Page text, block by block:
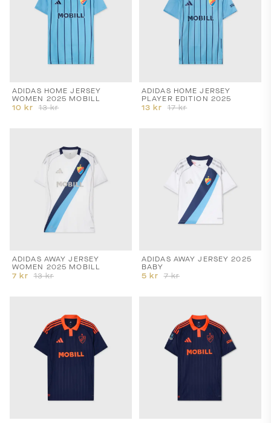
ADIDAS HOME JERSEY
WOMEN 2025 MOBILL
10 kr 13kr
ADIDAS HOME JERSEY
PLAYER EDITION 2025
13 kr 17kr
ADIDAS AWAY JERSEY
WOMEN 2025 MOBILL
7 kr 13kr
ADIDAS AWAY JERSEY 2025
BABY
5 kr 7kr